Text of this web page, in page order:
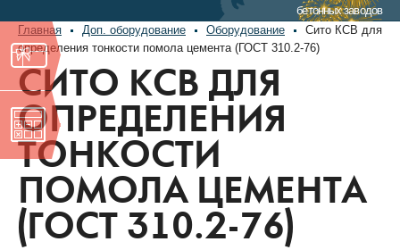
бетонных заводов
Главная Доп. оборудование Оборудование
Сито КСВ для
определения тонкости помола цемента (ГОСТ 310.2-76)
СИТО КСВ ДЛЯ
ОПРЕДЕЛЕНИЯ
ТОНКОСТИ
ПОМОЛА ЦЕМЕНТА
(ГОСТ 310.2-76)